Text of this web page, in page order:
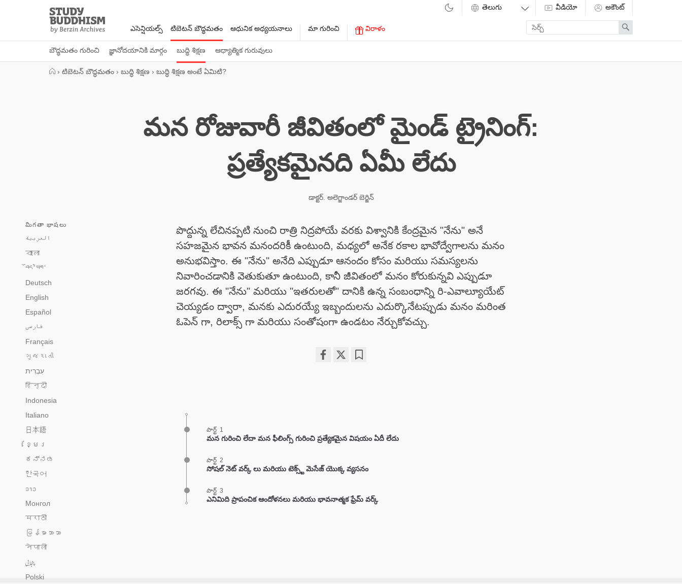
Study
Buddhism
Home
ఎసెన్షియల్స్ టిబెటన్ బౌద్ధమతం
బౌద్ధమతం గురించి జ్ఞానోదయానికి మార్గం బుద్ధి శిక్షణ ఆధ్యాత్మిక గురువులు
ఆధునిక అధ్యయనాలు మా గురించి విరాళం
వీడియో అకౌంట్
Enter
search
term
Search
› టిబెటన్ బౌద్ధమతం › బుద్ధి శిక్షణ › బుద్ధి శిక్షణ అంటే ఏమిటి?
మన రోజువారీ జీవితంలో మైండ్ ట్రైనింగ్:
ప్రత్యేకమైనది ఏమీ లేదు
డాక్టర్. అలెగ్జాండర్ బెర్జిన్
మిగతా భాషలు
العربية
বাংলা
བོད་ཡིག་
Deutsch
English
Español
فارسی
Français
ગુજરાતી
हिन्दी
Indonesia
Italiano
日本語
ខ្មែរ
ಕನ್ನಡ
한국어
ລາວ
Монгол
मराठी
မြန်မာဘာသာ
नेपाली
پنجابی
Polski
పొద్దున్న లేచినప్పటి నుంచి రాత్రి నిద్రపోయే వరకు విశ్వానికి కేంద్రమైన "నేను" అనే
సహజమైన భావన మనందరికీ ఉంటుంది, మధ్యలో అనేక రకాల భావోద్వేగాలను మనం
అనుభవిస్తాం. ఈ "నేను" అనేది ఎప్పుడూ ఆనందం కోసం మరియు సమస్యలను
నివారించడానికి వెతుకుతూ ఉంటుంది, కానీ జీవితంలో మనం కోరుకున్నవి ఎప్పుడూ
జరగవు. ఈ "నేను" మరియు "ఇతరులతో" దానికి ఉన్న సంబంధాన్ని రి-ఎవాల్యూయేట్
చెయ్యడం ద్వారా, మనకు ఎదురయ్యే ఇబ్బందులను ఎదుర్కొనేటప్పుడు మనం మరింత
ఓపెన్ గా, రిలాక్స్ గా మరియు సంతోషంగా ఉండటం నేర్చుకోవచ్చు.
పార్ట్ 1
మన గురించి లేదా మన ఫీలింగ్స్ గురించి ప్రత్యేకమైన విషయం ఏదీ లేదు
పార్ట్ 2
సోషల్ నెట్ వర్క్ లు మరియు టెక్స్ట్ మెసేజ్ యొక్క వ్యసనం
పార్ట్ 3
ఎనిమిది ప్రాపంచిక ఆందోళనలు మరియు భావనాత్మక ఫ్రేమ్ వర్క్